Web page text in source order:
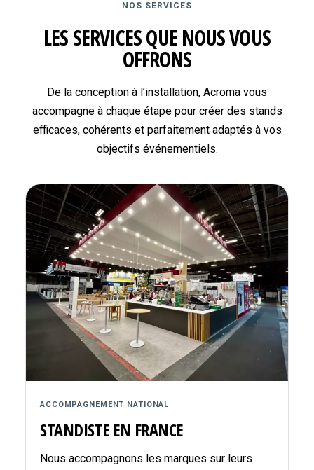
NOS SERVICES
LES SERVICES QUE NOUS VOUS
OFFRONS
De la conception à l’installation, Acroma vous
accompagne à chaque étape pour créer des stands
efficaces, cohérents et parfaitement adaptés à vos
objectifs événementiels.
ACCOMPAGNEMENT NATIONAL
STANDISTE EN FRANCE
Nous accompagnons les marques sur leurs